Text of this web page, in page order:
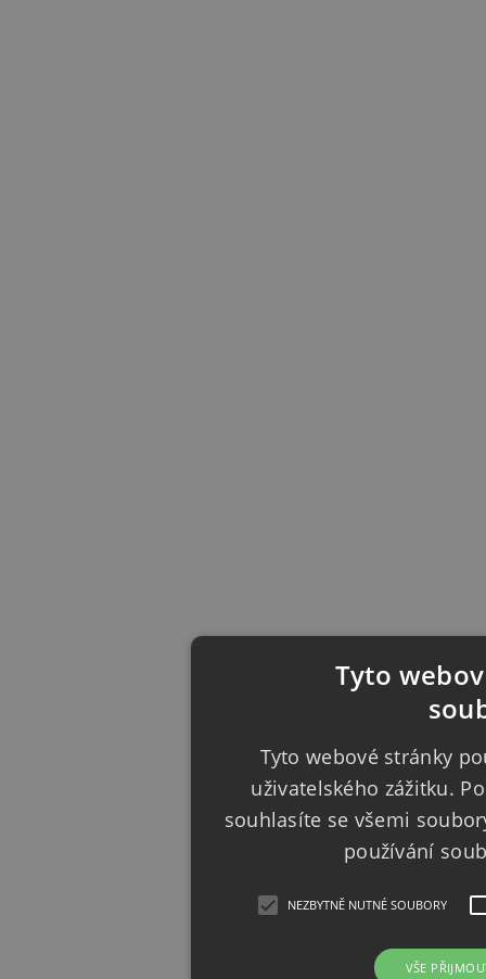
Tyto
Tyto webové stránky
uživatelského zážitku.
souhlasíte se všemi
používání
NEZBYTNĚ NUTNÉ SOUBORY
VŠE